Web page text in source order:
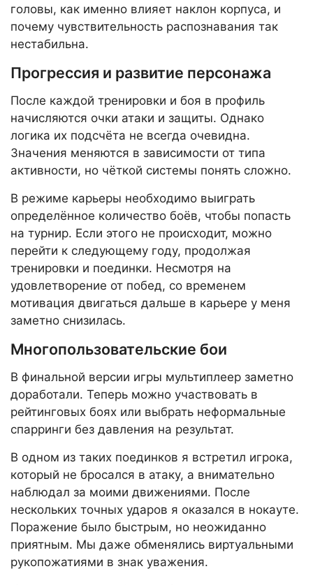
головы, как именно влияет наклон корпуса, и
почему чувствительность распознавания так
нестабильна.
Прогрессия и развитие персонажа
После каждой тренировки и боя в профиль
начисляются очки атаки и защиты. Однако
логика их подсчёта не всегда очевидна.
Значения меняются в зависимости от типа
активности, но чёткой системы понять сложно.
В режиме карьеры необходимо выиграть
определённое количество боёв, чтобы попасть
на турнир. Если этого не происходит, можно
перейти к следующему году, продолжая
тренировки и поединки. Несмотря на
удовлетворение от побед, со временем
мотивация двигаться дальше в карьере у меня
заметно снизилась.
Многопользовательские бои
В финальной версии игры мультиплеер заметно
доработали. Теперь можно участвовать в
рейтинговых боях или выбрать неформальные
спарринги без давления на результат.
В одном из таких поединков я встретил игрока,
который не бросался в атаку, а внимательно
наблюдал за моими движениями. После
нескольких точных ударов я оказался в нокауте.
Поражение было быстрым, но неожиданно
приятным. Мы даже обменялись виртуальными
рукопожатиями в знак уважения.